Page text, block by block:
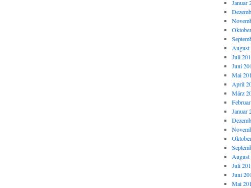
Januar
August
Juli
Juni
Mai
April
März
Januar
August
Juli
Juni
Mai